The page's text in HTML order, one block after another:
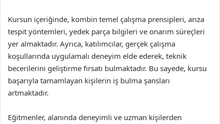
Kursun içeriğinde, kombin temel çalışma prensipleri, arıza
tespit yöntemleri, yedek parça bilgileri ve onarım süreçleri
yer almaktadır. Ayrıca, katılımcılar, gerçek çalışma
koşullarında uygulamalı deneyim elde ederek, teknik
becerilerini geliştirme fırsatı bulmaktadır. Bu sayede, kursu
başarıyla tamamlayan kişilerin iş bulma şansları
artmaktadır.
Eğitmenler, alanında deneyimli ve uzman kişilerden